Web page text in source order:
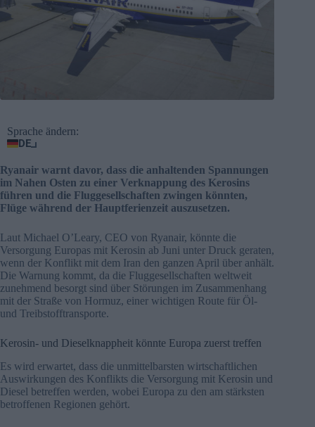
Sprache ändern:
DE
Ryanair warnt davor, dass die anhaltenden Spannungen
im Nahen Osten zu einer Verknappung des Kerosins
führen und die Fluggesellschaften zwingen könnten,
Flüge während der Hauptferienzeit auszusetzen.
Laut Michael O’Leary, CEO von Ryanair, könnte die
Versorgung Europas mit Kerosin ab Juni unter Druck geraten,
wenn der Konflikt mit dem Iran den ganzen April über anhält.
Die Warnung kommt, da die Fluggesellschaften weltweit
zunehmend besorgt sind über Störungen im Zusammenhang
mit der Straße von Hormuz, einer wichtigen Route für Öl-
und Treibstofftransporte.
Kerosin- und Dieselknappheit könnte Europa zuerst treffen
Es wird erwartet, dass die unmittelbarsten wirtschaftlichen
Auswirkungen des Konflikts die Versorgung mit Kerosin und
Diesel betreffen werden, wobei Europa zu den am stärksten
betroffenen Regionen gehört.